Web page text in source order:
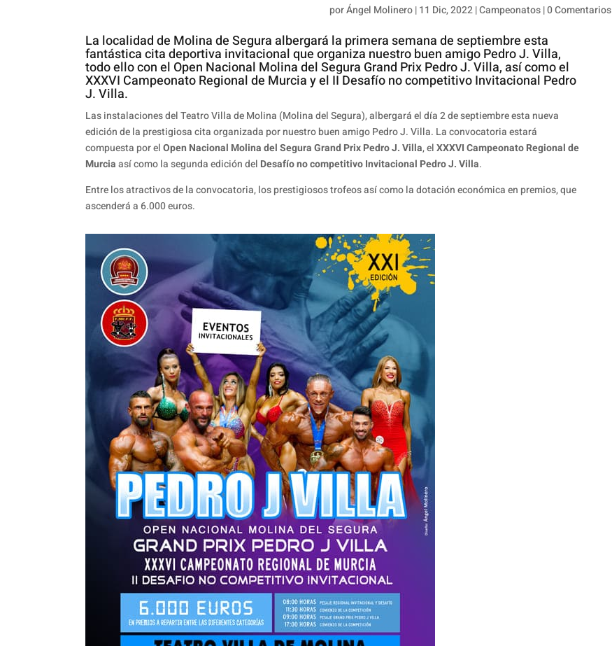
porÁngel Molinero|11 Dic, 2022|Campeonatos|0 Comentarios
La localidad de Molina de Segura albergará la primera semana de septiembre esta
fantástica cita deportiva invitacional que organiza nuestro buen amigo Pedro J. Villa,
todo ello con el Open Nacional Molina del Segura Grand Prix Pedro J. Villa, así como el
XXXVI Campeonato Regional de Murcia y el II Desafío no competitivo Invitacional Pedro
J. Villa.
Las instalaciones del Teatro Villa de Molina (Molina del Segura), albergará el día 2 de septiembre esta nueva
edición de la prestigiosa cita organizada por nuestro buen amigo Pedro J. Villa. La convocatoria estará
compuesta por elOpen Nacional Molina del Segura Grand Prix Pedro J. Villa, elXXXVI Campeonato Regional de
Murciaasí como la segunda edición del Desafío no competitivo Invitacional Pedro J. Villa.
Entre los atractivos de la convocatoria, los prestigiosos trofeos así como la dotación económica en premios, que
ascenderá a 6.000 euros.